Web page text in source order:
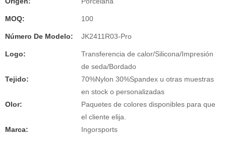
MOQ: 100
Número De Modelo: JK2411R03-Pro
Logo:
Transferencia de calor/Silicona/Impresión
de seda/Bordado
Tejido:
70%Nylon 30%Spandex u otras muestras
en stock o personalizadas
Olor:
Paquetes de colores disponibles para que
el cliente elija.
Marca:
Ingorsports